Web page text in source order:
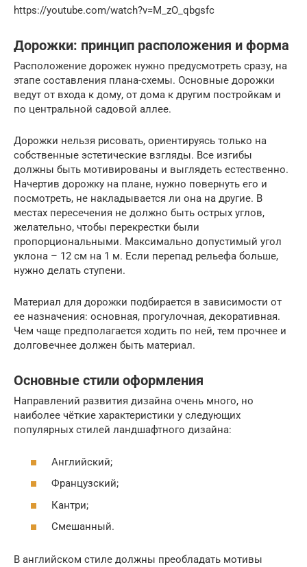
https://youtube.com/watch?v=M_zO_qbgsfc
Дорожки: принцип расположения и форма
Расположение дорожек нужно предусмотреть сразу, на
этапе составления плана-схемы. Основные дорожки
ведут от входа к дому, от дома к другим постройкам и
по центральной садовой аллее.
Дорожки нельзя рисовать, ориентируясь только на
собственные эстетические взгляды. Все изгибы
должны быть мотивированы и выглядеть естественно.
Начертив дорожку на плане, нужно повернуть его и
посмотреть, не накладывается ли она на другие. В
местах пересечения не должно быть острых углов,
желательно, чтобы перекрестки были
пропорциональными. Максимально допустимый угол
уклона – 12 см на 1 м. Если перепад рельефа больше,
нужно делать ступени.
Материал для дорожки подбирается в зависимости от
ее назначения: основная, прогулочная, декоративная.
Чем чаще предполагается ходить по ней, тем прочнее и
долговечнее должен быть материал.
Основные стили оформления
Направлений развития дизайна очень много, но
наиболее чёткие характеристики у следующих
популярных стилей ландшафтного дизайна:
Английский;
Французский;
Кантри;
Смешанный.
В английском стиле должны преобладать мотивы